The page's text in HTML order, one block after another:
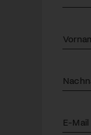
E-Mail